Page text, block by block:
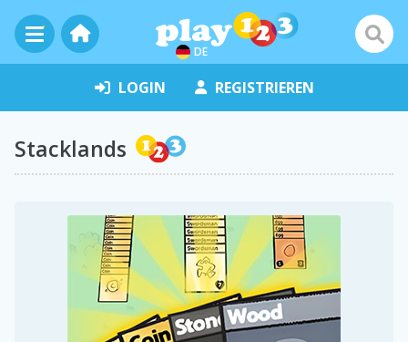
DE
LOGIN REGISTRIEREN
Stacklands